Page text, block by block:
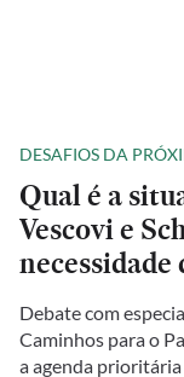
DESAFIOS DA
Qual é a
Vescovi e
Debate com
Caminhos para o
a agenda